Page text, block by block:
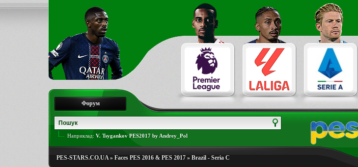
Форум
Наприклад: V. Tsygankov PES2017 by Andrey_Pol
PES-STARS.CO.UA» Faces PES 2016 & PES 2017» Brazil - Seria C